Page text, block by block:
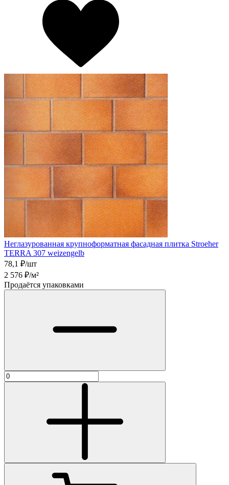
Неглазурованная крупноформатная фасадная плитка Stroeher
TERRA 307 weizengelb
78,1 ₽/шт
2 576 ₽/м²
Продаётся упаковками